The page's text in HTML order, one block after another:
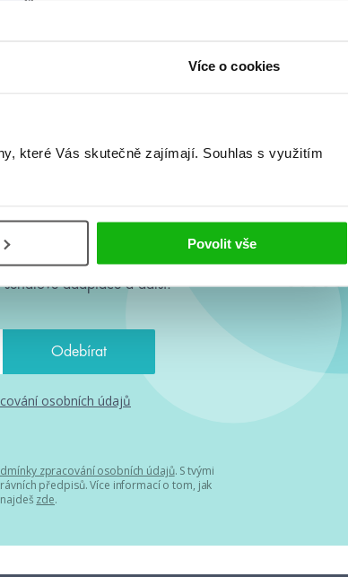
Více o cookies
které Vás skutečně zajímají. Souhlas s využitím
Povolit vše
do mailu! Nové knihy, co se
adaptace a další.
osobních údajů
zpracování osobních údajů. S tvými
předpisů. Více informací o tom, jak
zde.